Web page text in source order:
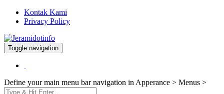
Kontak Kami
Privacy Policy
Jeramidotinfo
Berita dan Informasi Terkini
Toggle navigation
Define your main menu bar navigation in Apperance > Menus >